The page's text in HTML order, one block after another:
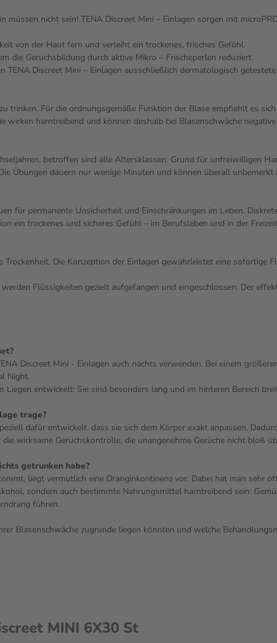
nicht sein! TENA Discreet Mini – Einlagen sorgen mit
von der Haut fern und verleiht ein trockenes, frisches Gefühl.
die Geruchsbildung durch aktive Mikro – Frischeperlen reduziert.
Discreet Mini – Einlagen ausschließlich dermatologisch
trinken. Für die ordnungsgemäße Funktion der Blase empfiehlt es
harntreibend und können deshalb bei Blasenschwäche
betroffen sind alle Altersklassen. Grund für unfreiwilligen
Übungen dauern nur wenige Minuten und können überall unbemerkt
für permanente Unsicherheit und Einschränkungen im Leben.
ein trockenes und sicheres Gefühl – im Berufsleben und in der
Die Konzeption der Einlagen gewährleistet eine sofortige
Flüssigkeiten gezielt aufgefangen und eingeschlossen. Der
Discreet Mini - Einlagen auch nachts verwenden. Bei einem
Night.
entwickelt: Sie sind besonders lang und im hinteren Bereich
trage?
dafür entwickelt, dass sie sich dem Körper exakt anpassen.
wirksame Geruchskontrolle, die unangenehme Gerüche nicht bloß
getrunken habe?
liegt vermutlich eine Dranginkontinenz vor. Dabei hat man sehr
sondern auch bestimmte Nahrungsmittel harntreibend sein:
führen.
Blasenschwäche zugrunde liegen könnten und welche
MINI 6X30 St